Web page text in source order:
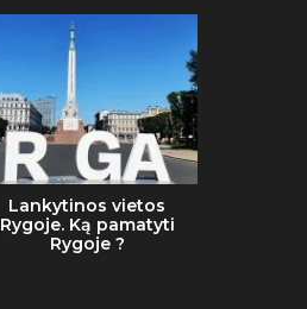
Lankytinos vietos
Rygoje. Ką pamatyti
Rygoje ?